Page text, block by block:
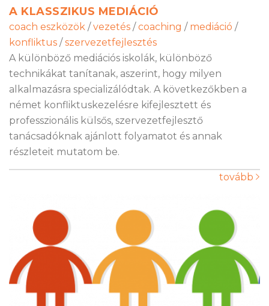
A KLASSZIKUS MEDIÁCIÓ
coach eszközök / vezetés / coaching / mediáció /
konfliktus / szervezetfejlesztés
A különböző mediációs iskolák, különböző
technikákat tanítanak, aszerint, hogy milyen
alkalmazásra specializálódtak. A következőkben a
német konfliktuskezelésre kifejlesztett és
professzionális külsős, szervezetfejlesztő
tanácsadóknak ajánlott folyamatot és annak
részleteit mutatom be.
tovább